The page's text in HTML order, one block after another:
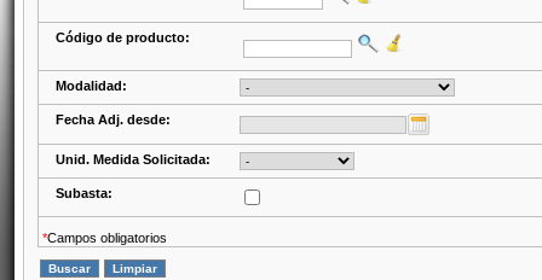
Código de producto:
Modalidad:
Fecha Adj. desde:
Unid. Medida Solicitada:
Subasta:
*Campos obligatorios